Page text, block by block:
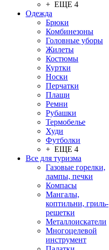
+ ЕЩЕ 4
Одежда
Брюки
Комбинезоны
Головные уборы
Жилеты
Костюмы
Куртки
Носки
Перчатки
Плащи
Ремни
Рубашки
Термобелье
Худи
Футболки
+ ЕЩЕ 4
Все для туризма
Газовые горелки,
лампы, печки
Компасы
Мангалы,
коптильни, гриль-
решетки
Металлоискатели
Многоцелевой
инструмент